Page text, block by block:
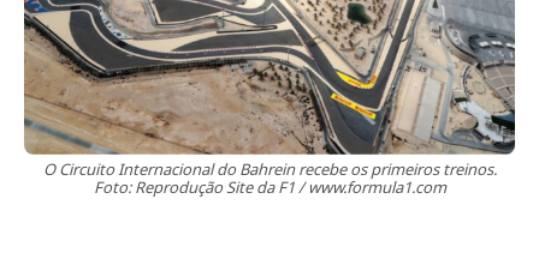
O Circuito Internacional do Bahrein recebe os primeiros treinos.
Foto: Reprodução Site da F1 / www.formula1.com